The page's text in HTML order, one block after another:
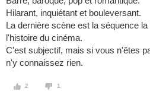
Hilarant, inquiétant et bouleversant.
La dernière scène est la séquence
l'histoire du cinéma.
C'est subjectif, mais si vous n'êtes
n'y connaissez rien.
2 1